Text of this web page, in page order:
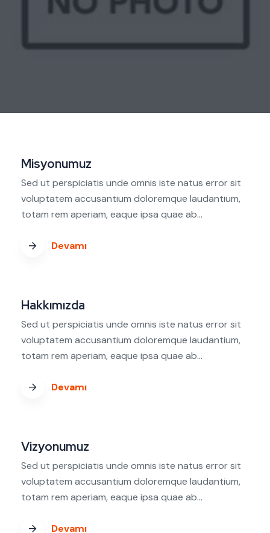
Misyonumuz
Sed ut perspiciatis unde omnis iste natus error sit
voluptatem accusantium doloremque laudantium,
totam rem aperiam, eaque ipsa quae ab...
Devamı
Hakkımızda
Sed ut perspiciatis unde omnis iste natus error sit
voluptatem accusantium doloremque laudantium,
totam rem aperiam, eaque ipsa quae ab...
Devamı
Vizyonumuz
Sed ut perspiciatis unde omnis iste natus error sit
voluptatem accusantium doloremque laudantium,
totam rem aperiam, eaque ipsa quae ab...
Devamı